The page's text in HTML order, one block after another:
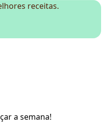
receitas.
a semana!